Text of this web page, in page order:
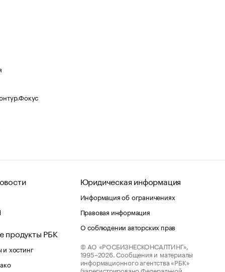
продукты РБК
хостинг
Юридическая информация
Информация об ограничениях
Правовая информация
О соблюдении авторских прав
© АО «РОСБИЗНЕСКОНСАЛТИНГ»,
1995–2026. Сообщения и материалы
информационного агентства «РБК»
(зарегистрировано Федеральной